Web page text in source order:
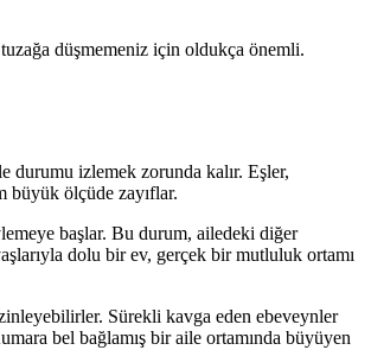
tuzağa düşmemeniz için oldukça önemli.
durumu izlemek zorunda kalır. Eşler,
büyük ölçüde zayıflar.
başlar. Bu durum, ailedeki diğer
dolu bir ev, gerçek bir mutluluk ortamı
Sürekli kavga eden ebeveynler
bel bağlamış bir aile ortamında büyüyen